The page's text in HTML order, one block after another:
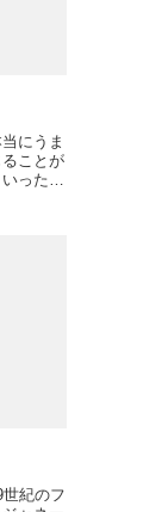
にうま
ことが
った人
紀のフ